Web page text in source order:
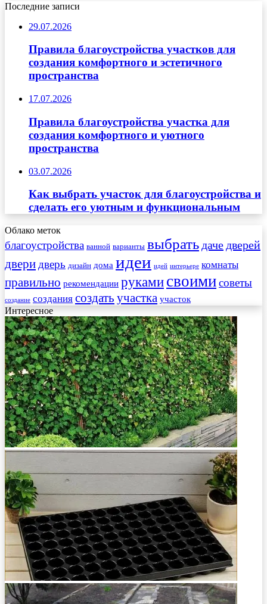
Последние записи
29.07.2026
Правила благоустройства участков для
создания комфортного и эстетичного
пространства
17.07.2026
Правила благоустройства участка для
создания комфортного и уютного
пространства
03.07.2026
Как выбрать участок для благоустройства и
сделать его уютным и функциональным
Облако меток
благоустройства ванной варианты выбрать даче дверей
двери дверь дизайн дома идеи идей интерьере комнаты
правильно рекомендации руками своимисоветы
создание создания создать участка участок
Интересное